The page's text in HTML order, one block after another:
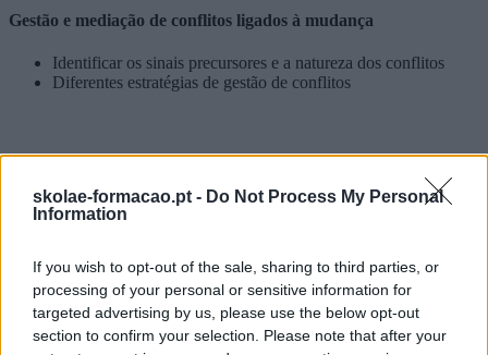
skolae-formacao.pt - Do Not Process My Personal
Information
If you wish to opt-out of the sale, sharing to third parties, or
processing of your personal or sensitive information for
targeted advertising by us, please use the below opt-out
section to confirm your selection. Please note that after your
Gestão e mediação de conflitos ligados à mudança
Identificar os sinais precursores e a natureza dos conflitos
Diferentes estratégias de gestão de conflitos
A gestão do desempenho no processo de mudança
Utilizar estratégias de gestão das objeções à mudança e
influenciar positivamente a mudança de
Duração
2 dias